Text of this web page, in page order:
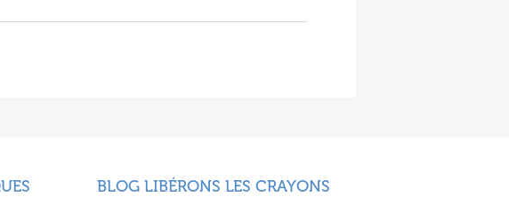
BLOG LIBÉRONS LES CRAYONS